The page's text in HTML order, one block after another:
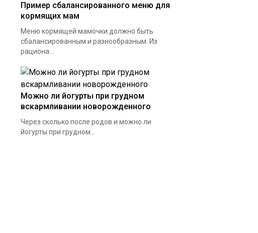
Пример сбалансированного меню для
кормящих мам
Меню кормящей мамочки должно быть
сбалансированным и разнообразным. Из
рациона...
Можно ли йогурты при грудном
вскармливании новорожденного
Через сколько после родов и можно ли
йогурты при грудном...